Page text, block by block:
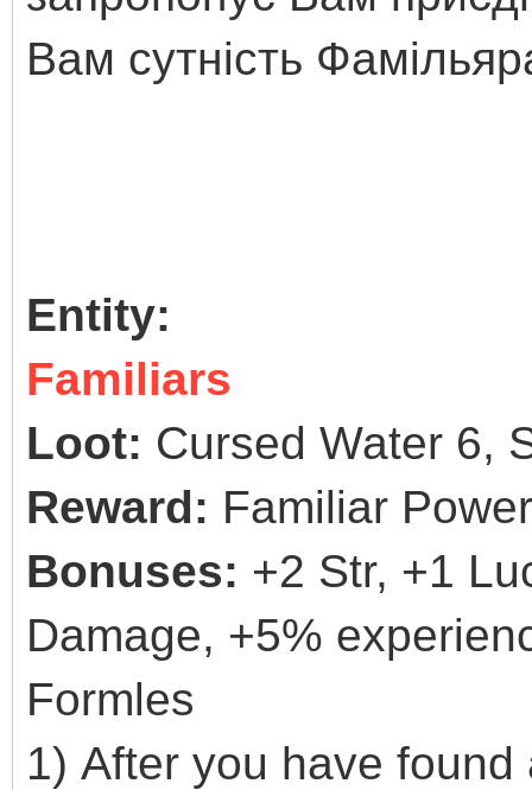
Вам сутність
Entity:
Familiars
Loot: Cursed Water 6,
Reward: Familiar Power
Bonuses: +2 Str, +1
Damage, +5%
Formles
1) After you have